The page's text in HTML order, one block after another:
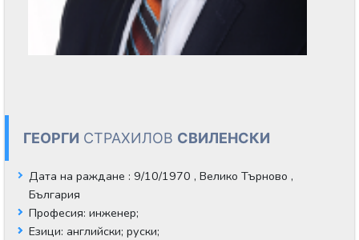
ГЕОРГИ СТРАХИЛОВ СВИЛЕНСКИ
Дата на раждане : 9/10/1970 , Велико Търново ,
България
Професия:инженер;
Езици: английски;руски;